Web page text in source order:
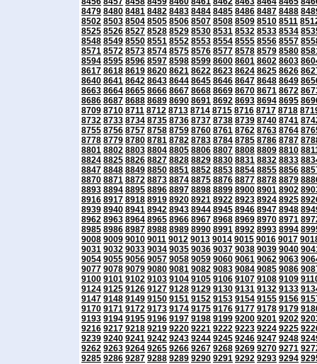
8479 8480 8481 8482 8483 8484 8485 8486 8487 8488
8502 8503 8504 8505 8506 8507 8508 8509 8510 8511
8525 8526 8527 8528 8529 8530 8531 8532 8533 8534
8548 8549 8550 8551 8552 8553 8554 8555 8556 8557
8571 8572 8573 8574 8575 8576 8577 8578 8579 8580
8594 8595 8596 8597 8598 8599 8600 8601 8602 8603
8617 8618 8619 8620 8621 8622 8623 8624 8625 8626
8640 8641 8642 8643 8644 8645 8646 8647 8648 8649
8663 8664 8665 8666 8667 8668 8669 8670 8671 8672
8686 8687 8688 8689 8690 8691 8692 8693 8694 8695
8709 8710 8711 8712 8713 8714 8715 8716 8717 8718
8732 8733 8734 8735 8736 8737 8738 8739 8740 8741
8755 8756 8757 8758 8759 8760 8761 8762 8763 8764
8778 8779 8780 8781 8782 8783 8784 8785 8786 8787
8801 8802 8803 8804 8805 8806 8807 8808 8809 8810
8824 8825 8826 8827 8828 8829 8830 8831 8832 8833
8847 8848 8849 8850 8851 8852 8853 8854 8855 8856
8870 8871 8872 8873 8874 8875 8876 8877 8878 8879
8893 8894 8895 8896 8897 8898 8899 8900 8901 8902
8916 8917 8918 8919 8920 8921 8922 8923 8924 8925
8939 8940 8941 8942 8943 8944 8945 8946 8947 8948
8962 8963 8964 8965 8966 8967 8968 8969 8970 8971
8985 8986 8987 8988 8989 8990 8991 8992 8993 8994
9008 9009 9010 9011 9012 9013 9014 9015 9016 9017
9031 9032 9033 9034 9035 9036 9037 9038 9039 9040
9054 9055 9056 9057 9058 9059 9060 9061 9062 9063
9077 9078 9079 9080 9081 9082 9083 9084 9085 9086
9100 9101 9102 9103 9104 9105 9106 9107 9108 9109
9124 9125 9126 9127 9128 9129 9130 9131 9132 9133
9147 9148 9149 9150 9151 9152 9153 9154 9155 9156
9170 9171 9172 9173 9174 9175 9176 9177 9178 9179
9193 9194 9195 9196 9197 9198 9199 9200 9201 9202
9216 9217 9218 9219 9220 9221 9222 9223 9224 9225
9239 9240 9241 9242 9243 9244 9245 9246 9247 9248
9262 9263 9264 9265 9266 9267 9268 9269 9270 9271
9285 9286 9287 9288 9289 9290 9291 9292 9293 9294